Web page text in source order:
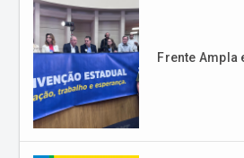
Frente Ampla